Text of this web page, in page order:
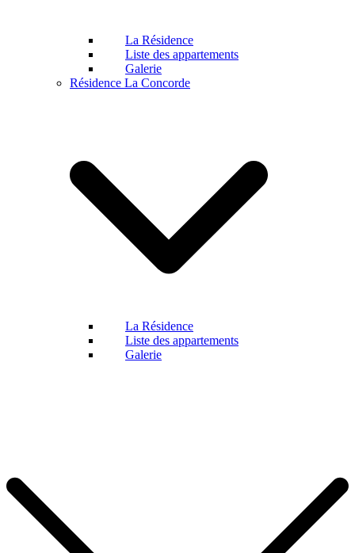
La Résidence
Liste des appartements
Galerie
Résidence La Concorde
La Résidence
Liste des appartements
Galerie